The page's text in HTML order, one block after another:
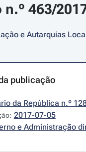
n.º 463/
e Autarquias
publicação
da República n.º
2017-07-05
e Administração